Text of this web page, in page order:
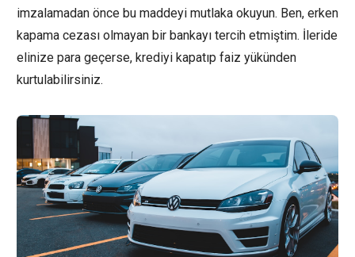
imzalamadan önce bu maddeyi mutlaka okuyun. Ben, erken
kapama cezası olmayan bir bankayı tercih etmiştim. İleride
elinize para geçerse, krediyi kapatıp faiz yükünden
kurtulabilirsiniz.